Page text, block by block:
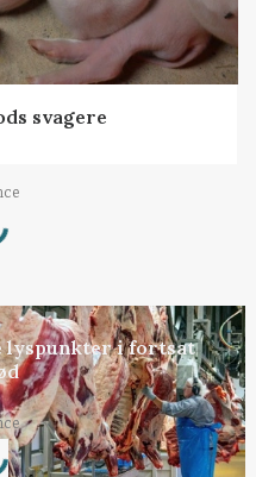
svagere
lyspunkter i fortsat